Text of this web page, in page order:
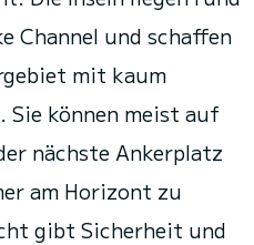
Channel und schaffen
mit kaum
Sie können meist auf
nächste Ankerplatz
am Horizont zu
gibt Sicherheit und